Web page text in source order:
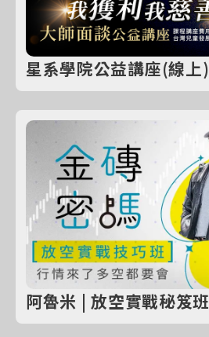
星系學院公益講座(線上)
阿魯米 | 放空實戰秘笈班